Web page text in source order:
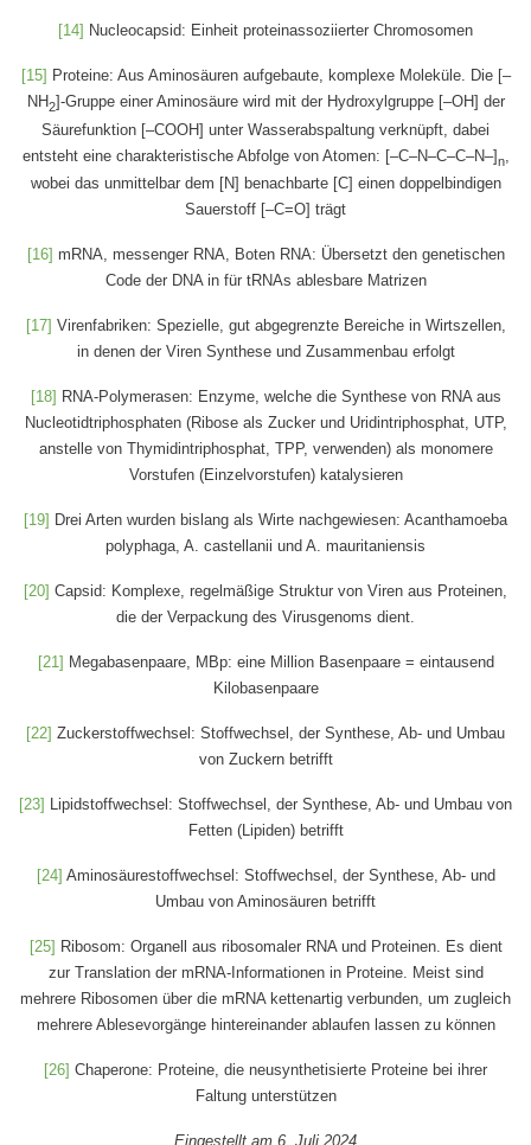
[14] Nucleocapsid: Einheit proteinassoziierter Chromosomen
[15] Proteine: Aus Aminosäuren aufgebaute, komplexe Moleküle. Die [–
NH2]-Gruppe einer Aminosäure wird mit der Hydroxylgruppe [–OH] der
Säurefunktion [–COOH] unter Wasserabspaltung verknüpft, dabei
entsteht eine charakteristische Abfolge von Atomen: [–C–N–C–C–N–]n
wobei das unmittelbar dem [N] benachbarte [C] einen doppelbindigen
Sauerstoff [–C=O] trägt
[16] mRNA, messenger RNA, Boten RNA: Übersetzt den genetischen
Code der DNA in für tRNAs ablesbare Matrizen
[17] Virenfabriken: Spezielle, gut abgegrenzte Bereiche in Wirtszellen,
in denen der Viren Synthese und Zusammenbau erfolgt
[18] RNA-Polymerasen: Enzyme, welche die Synthese von RNA aus
Nucleotidtriphosphaten (Ribose als Zucker und Uridintriphosphat, UTP,
anstelle von Thymidintriphosphat, TPP, verwenden) als monomere
Vorstufen (Einzelvorstufen) katalysieren
[19] Drei Arten wurden bislang als Wirte nachgewiesen: Acanthamoeba
polyphaga, A. castellanii und A. mauritaniensis
[20] Capsid: Komplexe, regelmäßige Struktur von Viren aus Proteinen,
die der Verpackung des Virusgenoms dient.
[21] Megabasenpaare, MBp: eine Million Basenpaare = eintausend
Kilobasenpaare
[22] Zuckerstoffwechsel: Stoffwechsel, der Synthese, Ab- und Umbau
von Zuckern betrifft
[23] Lipidstoffwechsel: Stoffwechsel, der Synthese, Ab- und Umbau von
Fetten (Lipiden) betrifft
[24] Aminosäurestoffwechsel: Stoffwechsel, der Synthese, Ab- und
Umbau von Aminosäuren betrifft
[25] Ribosom: Organell aus ribosomaler RNA und Proteinen. Es dient
zur Translation der mRNA-Informationen in Proteine. Meist sind
mehrere Ribosomen über die mRNA kettenartig verbunden, um zugleich
mehrere Ablesevorgänge hintereinander ablaufen lassen zu können
[26] Chaperone: Proteine, die neusynthetisierte Proteine bei ihrer
Faltung unterstützen
Eingestellt am 6. Juli 2024